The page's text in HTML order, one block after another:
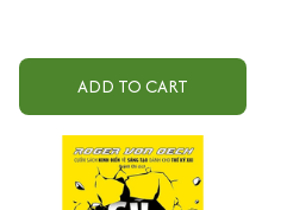
ADD TO CART